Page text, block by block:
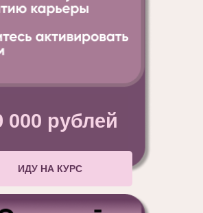
ИДУ НА КУРС
000 рублей